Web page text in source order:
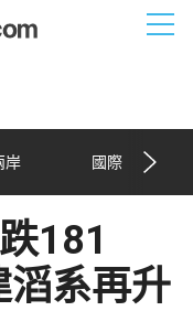
岸 國際
181
系再升